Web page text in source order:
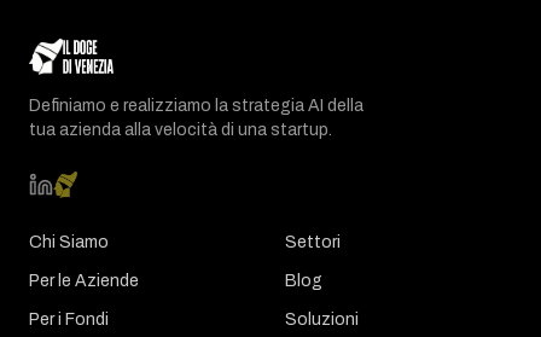
Definiamo e realizziamo la strategia AI della
tua azienda alla velocità di una startup.
Chi Siamo
Per le Aziende
Per i Fondi
Settori
Blog
Soluzioni